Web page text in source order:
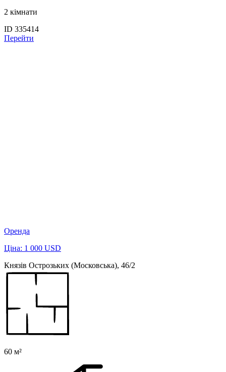
2 кімнати
ID 335414
Перейти
Оренда
Ціна: 1 000 USD
Князів Острозьких (Московська), 46/2
60 м²